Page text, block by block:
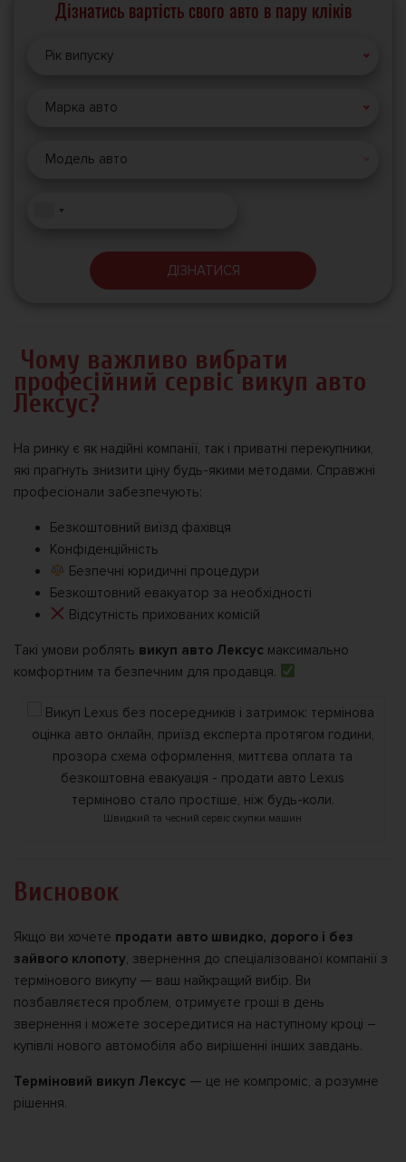
Дізнатись вартість свого авто в пару кліків
Рік випуску
Марка авто
Модель авто
ДІЗНАТИСЯ
️ Чому важливо вибрати
професійний сервіс викуп авто
Лексус?
На ринку є як надійні компанії, так і приватні перекупники,
які прагнуть знизити ціну будь-якими методами. Справжні
професіонали забезпечують:
Безкоштовний виїзд фахівця
Конфіденційність
Безпечні юридичні процедури
Безкоштовний евакуатор за необхідності
Відсутність прихованих комісій
Такі умови роблять викуп авто Лексус максимально
комфортним та безпечним для продавця.
Швидкий та чесний сервіс скупки машин
Висновок
Якщо ви хочете продати авто швидко, дорого і без
зайвого клопоту, звернення до спеціалізованої компанії з
термінового викупу — ваш найкращий вибір. Ви
позбавляєтеся проблем, отримуєте гроші в день
звернення і можете зосередитися на наступному кроці –
купівлі нового автомобіля або вирішенні інших завдань.
Терміновий викуп Лексус — це не компроміс, а розумне
рішення.